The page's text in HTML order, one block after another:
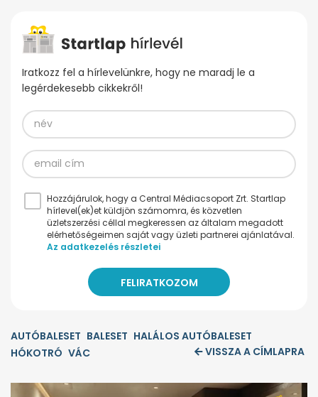
Iratkozz fel a hírlevelünkre, hogy ne maradj le a
legérdekesebb cikkekről!
Hozzájárulok, hogy a Central Médiacsoport Zrt. Startlap
hírlevel(ek)et küldjön számomra, és közvetlen
üzletszerzési céllal megkeressen az általam megadott
elérhetőségeimen saját vagy üzleti partnerei ajánlatával.
Az adatkezelés részletei
AUTÓBALESET BALESET HALÁLOS AUTÓBALESET
HÓKOTRÓ VÁC VISSZA A CÍMLAPRA